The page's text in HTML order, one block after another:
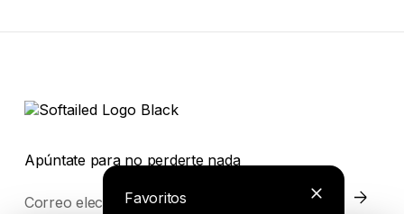
Favoritos
Apúntate para no perderte nada
Correo electrónico